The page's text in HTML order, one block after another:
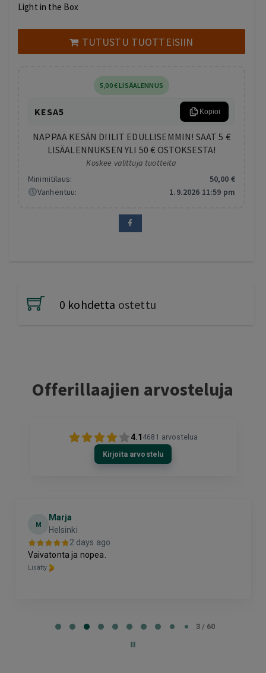
Light in the Box
TUTUSTU TUOTTEISIIN
5,00€LISÄALENNUS
KESA5 Kopioi
NAPPAA KESÄN DIILIT EDULLISEMMIN! SAAT 5 €
LISÄALENNUKSEN YLI 50 € OSTOKSESTA!
Koskee valittuja tuotteita
Minimitilaus:
50,00 €
Vanhentuu:
1.9.2026 11:59 pm
0 kohdetta ostettu
Offerillaajien arvosteluja
4.1 4681 arvostelua
Kirjoita arvostelu
M
Marja
Helsinki
2 days ago
Vaivatonta ja nopea.
Lisätty
3 / 60